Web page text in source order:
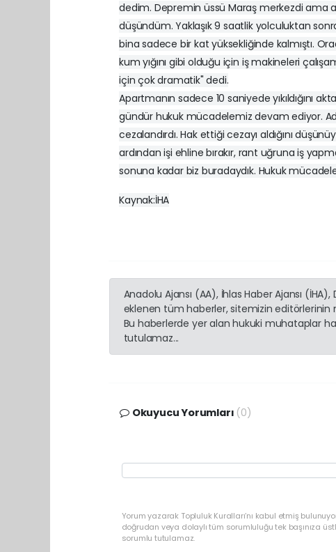
dedim. Depremin üssü Maraş merkezdi ama
düşündüm. Yaklaşık 9 saatlik yolculuktan
bina sadece bir kat yüksekliğinde kalmıştı.
kum yığını gibi olduğu için iş makineleri
için çok dramatik" dedi.
Apartmanın sadece 10 saniyede yıkıldığını
gündür hukuk mücadelemiz devam ediyor.
cezalandırdı. Hak ettiği cezayı aldığını
ardından işi ehline bırakır, rant uğruna iş
sonuna kadar biz buradaydık. Hukuk
Kaynak:İHA
Anadolu Ajansı (AA), İhlas Haber Ajansı
eklenen tüm haberler, sitemizin editörlerinin
Bu haberlerde yer alan hukuki muhataplar
tutulamaz...
Okuyucu Yorumları (0)
Yorum yazarak Topluluk Kuralları’nı kabul etmiş
doğrudan veya dolaylı tüm sorumluluğu tek başınıza
sorumlu tutulamaz.